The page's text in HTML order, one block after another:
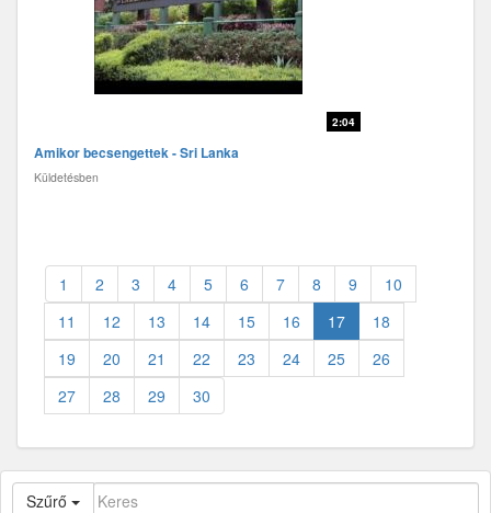
2:04
Amikor becsengettek - Sri Lanka
Küldetésben
1 2 3 4 5 6 7 8 9
10
11
12 13 14 15 16 17
18
19
20 21 22 23 24 25
26
27
28 29 30
Szűrő